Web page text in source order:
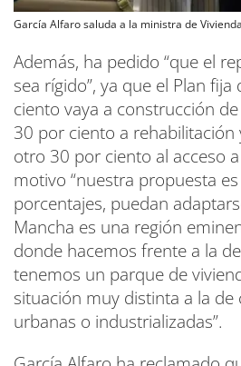
García Alfaro saluda a la ministra de
Además, ha pedido “que el
sea rígido”, ya que el Plan
ciento vaya a construcción
30 por ciento a rehabilitación
otro 30 por ciento al acceso
motivo “nuestra propuesta
porcentajes, puedan
Mancha es una región
donde hacemos frente a la
tenemos un parque de
situación muy distinta a la
urbanas o industrializadas”.